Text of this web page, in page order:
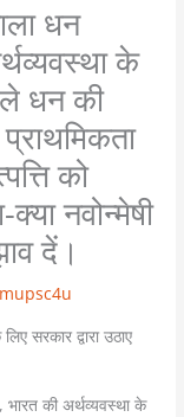
धन
के
धन की
को
नवोन्मेषी
दें।
सरकार द्वारा उठाए
की अर्थव्यवस्था के